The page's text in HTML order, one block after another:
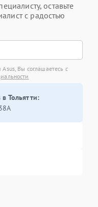
оставьте
с радостью
Вы соглашаетесь с
Тольятти: